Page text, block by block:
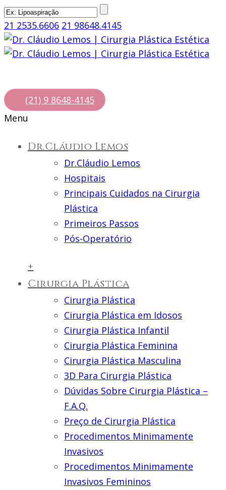
21 2535.6606 21 98648.4145
(21) 9 8648-4145
Menu
Dr.Cláudio Lemos
Dr.Cláudio Lemos
Hospitais
Principais Cuidados na Cirurgia
Plástica
Primeiros Passos
Pós-Operatório
+
Cirurgia Plástica
Cirurgia Plástica
Cirurgia Plástica em Idosos
Cirurgia Plástica Infantil
Cirurgia Plástica Feminina
Cirurgia Plástica Masculina
3D Para Cirurgia Plástica
Dúvidas Sobre Cirurgia Plástica –
F.A.Q.
Preço de Cirurgia Plástica
Procedimentos Minimamente
Invasivos
Procedimentos Minimamente
Invasivos Femininos